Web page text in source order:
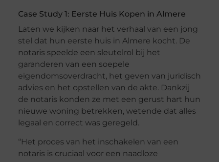
Case Study 1: Eerste Huis Kopen in Almere
Laten we kijken naar het verhaal van een jong
stel dat hun eerste huis in Almere kocht. De
notaris speelde een sleutelrol bij het
garanderen van een soepele
eigendomsoverdracht, het geven van juridisch
advies en het opstellen van de akte. Dankzij
de notaris konden ze met een gerust hart hun
nieuwe woning betrekken, wetende dat alles
legaal en correct was geregeld.
“Het proces van het inschakelen van een
notaris is cruciaal voor een naadloze